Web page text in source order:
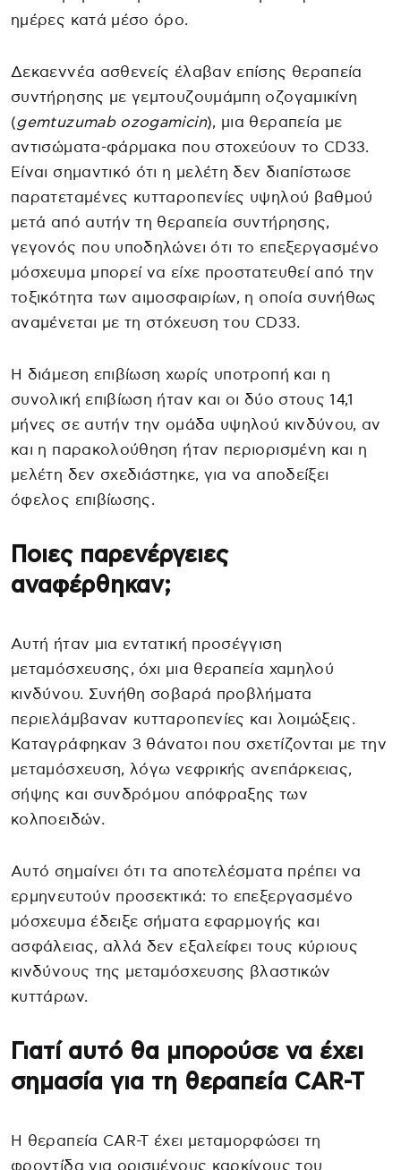
ημέρες κατά μέσο όρο.
Δεκαεννέα ασθενείς έλαβαν επίσης θεραπεία
συντήρησης με γεμτουζουμάμπη οζογαμικίνη
(gemtuzumab ozogamicin), μια θεραπεία με
αντισώματα-φάρμακα που στοχεύουν το CD33.
Είναι σημαντικό ότι η μελέτη δεν διαπίστωσε
παρατεταμένες κυτταροπενίες υψηλού βαθμού
μετά από αυτήν τη θεραπεία συντήρησης,
γεγονός που υποδηλώνει ότι το επεξεργασμένο
μόσχευμα μπορεί να είχε προστατευθεί από την
τοξικότητα των αιμοσφαιρίων, η οποία συνήθως
αναμένεται με τη στόχευση του CD33.
Η διάμεση επιβίωση χωρίς υποτροπή και η
συνολική επιβίωση ήταν και οι δύο στους 14,1
μήνες σε αυτήν την ομάδα υψηλού κινδύνου, αν
και η παρακολούθηση ήταν περιορισμένη και η
μελέτη δεν σχεδιάστηκε, για να αποδείξει
όφελος επιβίωσης.
Ποιες παρενέργειες
αναφέρθηκαν;
Αυτή ήταν μια εντατική προσέγγιση
μεταμόσχευσης, όχι μια θεραπεία χαμηλού
κινδύνου. Συνήθη σοβαρά προβλήματα
περιελάμβαναν κυτταροπενίες και λοιμώξεις.
Καταγράφηκαν 3 θάνατοι που σχετίζονται με την
μεταμόσχευση, λόγω νεφρικής ανεπάρκειας,
σήψης και συνδρόμου απόφραξης των
κολποειδών.
Αυτό σημαίνει ότι τα αποτελέσματα πρέπει να
ερμηνευτούν προσεκτικά: το επεξεργασμένο
μόσχευμα έδειξε σήματα εφαρμογής και
ασφάλειας, αλλά δεν εξαλείφει τους κύριους
κινδύνους της μεταμόσχευσης βλαστικών
κυττάρων.
Γιατί αυτό θα μπορούσε να έχει
σημασία για τη θεραπεία CAR-T
Η θεραπεία CAR-T έχει μεταμορφώσει τη
φροντίδα για ορισμένους καρκίνους του